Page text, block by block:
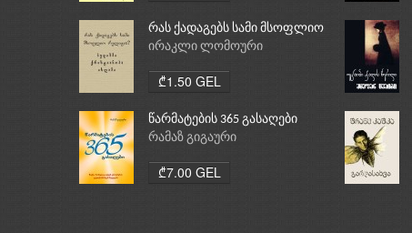
რას ქადაგებს სამი მსოფლიო
რელიგია: ბუდიზმი,
ირაკლი ლომოური
₾1.50 GEL
წარმატების 365 გასაღები
რამაზ გიგაური
₾7.00 GEL